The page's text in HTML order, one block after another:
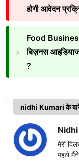
होगी आवेदन
Food
बिज़नस
?
nidhi Kumari के
मेरी
पहले